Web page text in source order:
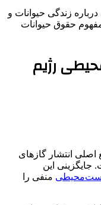
زندگی حیوانات و
مفهوم حقوق حیوانات
رژیم
انتشار گازهای
جایگزینی این
منفی را